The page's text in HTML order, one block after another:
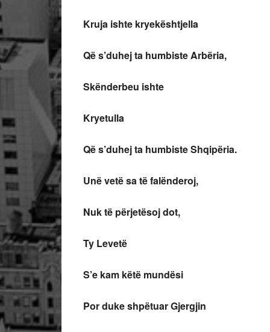
Kruja ishte kryekështjella
Që s’duhej ta humbiste Arbëria,
Skënderbeu ishte
Kryetulla
Që s’duhej ta humbiste Shqipëria.
Unë vetë sa të falënderoj,
Nuk të përjetësoj dot,
Ty Levetë
S’e kam këtë mundësi
Por duke shpëtuar Gjergjin